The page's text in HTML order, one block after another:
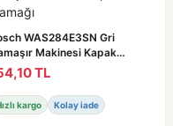
WAS284E3SN Gri
Makinesi Kapak
TL
kargo Kolay iade